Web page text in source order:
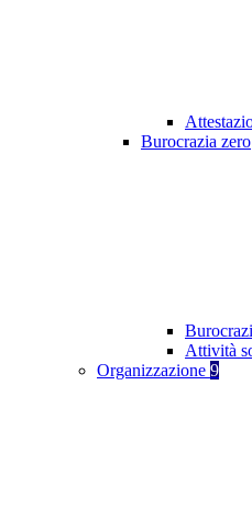
Burocrazia zero
Attività
Organizzazione 9